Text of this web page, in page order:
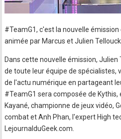
#TeamG1, c'est la nouvelle
animée par Marcus et Julien
Dans cette nouvelle émission,
de toute leur équipe de spécialistes,
de l'actu numérique en partageant
#TeamG1 sera composée de
Kayané, championne de jeux vidéo,
combat et Anh Phan, l'expert High
LejournalduGeek.com.